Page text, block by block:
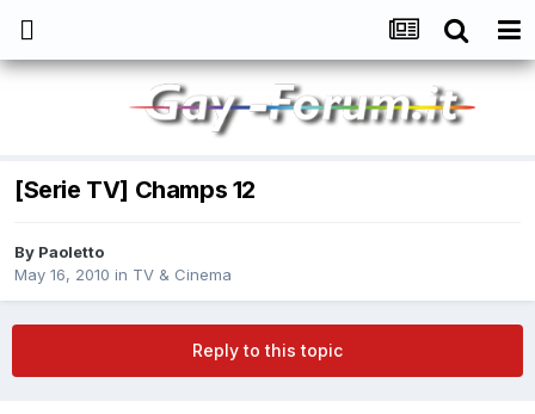
[Serie TV] Champs 12
By Paoletto
May 16, 2010 in TV & Cinema
Reply to this topic